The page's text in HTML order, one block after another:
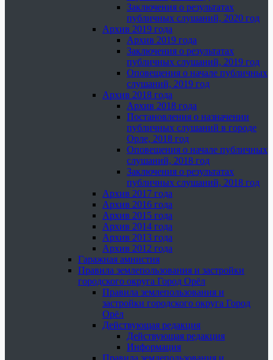
Заключения о результатах
публичных слушаний, 2020 год
Архив 2019 года
Архив 2019 года
Заключения о результатах
публичных слушаний, 2019 год
Оповещения о начале публичных
слушаний, 2019 год
Архив 2018 года
Архив 2018 года
Постановления о назначении
публичных слушаний в городе
Орле, 2018 год
Оповещения о начале публичных
слушаний, 2018 год
Заключения о результатах
публичных слушаний, 2018 год
Архив 2017 года
Архив 2016 года
Архив 2015 года
Архив 2014 года
Архив 2013 года
Архив 2012 года
Гаражная амнистия
Правила землепользования и застройки
городского округа Город Орёл
Правила землепользования и
застройки городского округа Город
Орёл
Действующая редакция
Действующая редакция
Информация
Правила землепользования и